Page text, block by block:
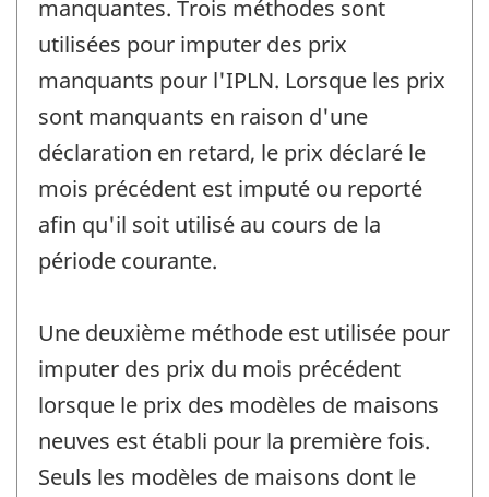
manquantes. Trois méthodes sont
utilisées pour imputer des prix
manquants pour l'IPLN. Lorsque les prix
sont manquants en raison d'une
déclaration en retard, le prix déclaré le
mois précédent est imputé ou reporté
afin qu'il soit utilisé au cours de la
période courante.
Une deuxième méthode est utilisée pour
imputer des prix du mois précédent
lorsque le prix des modèles de maisons
neuves est établi pour la première fois.
Seuls les modèles de maisons dont le